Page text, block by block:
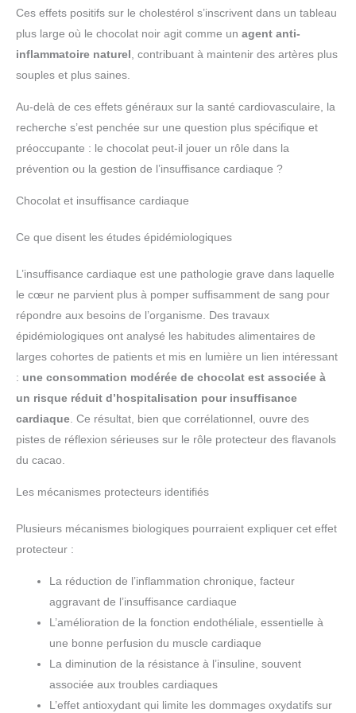
Ces effets positifs sur le cholestérol s’inscrivent dans un tableau
plus large où le chocolat noir agit comme un agent anti-
inflammatoire naturel, contribuant à maintenir des artères plus
souples et plus saines.
Au-delà de ces effets généraux sur la santé cardiovasculaire, la
recherche s’est penchée sur une question plus spécifique et
préoccupante : le chocolat peut-il jouer un rôle dans la
prévention ou la gestion de l’insuffisance cardiaque ?
Chocolat et insuffisance cardiaque
Ce que disent les études épidémiologiques
L’insuffisance cardiaque est une pathologie grave dans laquelle
le cœur ne parvient plus à pomper suffisamment de sang pour
répondre aux besoins de l’organisme. Des travaux
épidémiologiques ont analysé les habitudes alimentaires de
larges cohortes de patients et mis en lumière un lien intéressant
: une consommation modérée de chocolat est associée à
un risque réduit d’hospitalisation pour insuffisance
cardiaque. Ce résultat, bien que corrélationnel, ouvre des
pistes de réflexion sérieuses sur le rôle protecteur des flavanols
du cacao.
Les mécanismes protecteurs identifiés
Plusieurs mécanismes biologiques pourraient expliquer cet effet
protecteur :
La réduction de l’inflammation chronique, facteur
aggravant de l’insuffisance cardiaque
L’amélioration de la fonction endothéliale, essentielle à
une bonne perfusion du muscle cardiaque
La diminution de la résistance à l’insuline, souvent
associée aux troubles cardiaques
L’effet antioxydant qui limite les dommages oxydatifs sur